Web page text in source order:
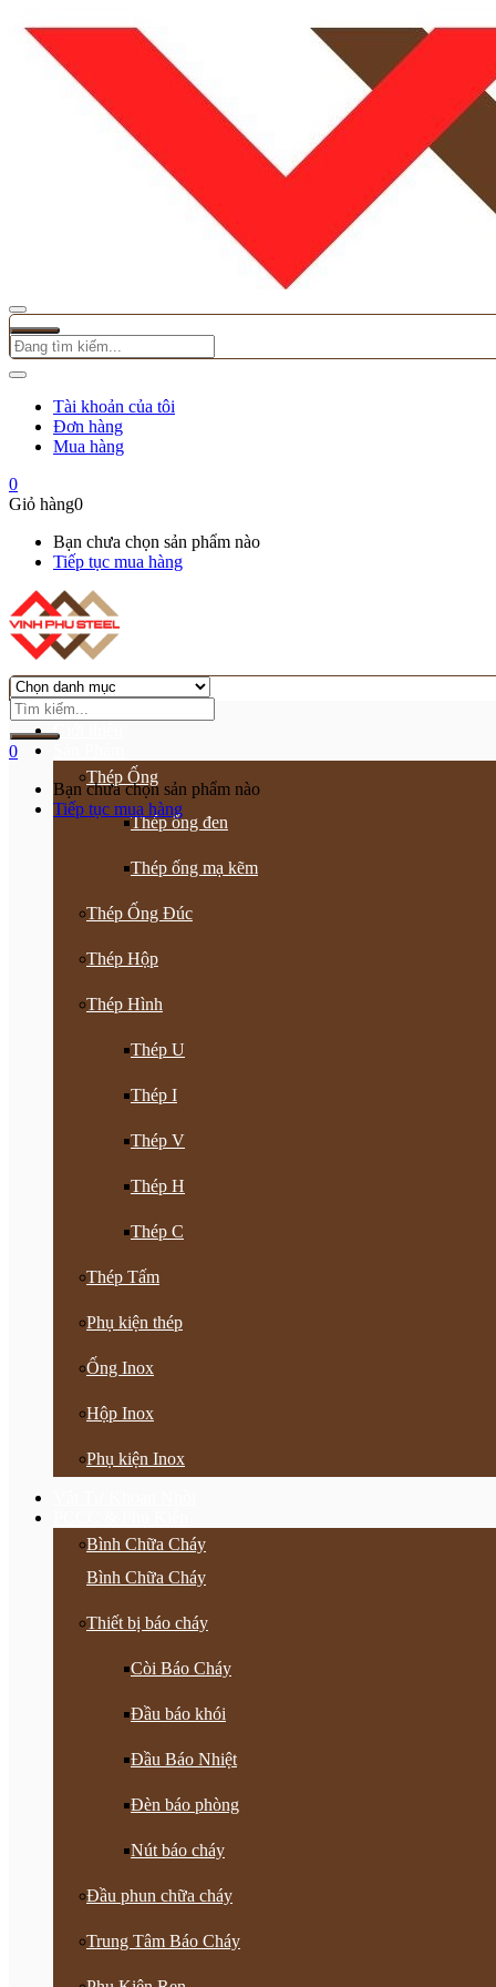
Tài khoản của tôi
Đơn hàng
Mua hàng
0
Giỏ hàng0
Bạn chưa chọn sản phẩm nào
Tiếp tục mua hàng
0
Bạn chưa chọn sản phẩm nào
Tiếp tục mua hàng
Trang chủ
Giới thiệu
Thép Ống
Thép ống đen
Thép ống mạ kẽm
Thép Ống Đúc
Thép Hộp
Thép Hình
Thép U
Thép I
Thép V
Thép H
Thép C
Thép Tấm
Phụ kiện thép
Ống Inox
Hộp Inox
Phụ kiện Inox
Bình Chữa Cháy
Bình Chữa Cháy
Thiết bị báo cháy
Còi Báo Cháy
Đầu báo khói
Đầu Báo Nhiệt
Đèn báo phòng
Nút báo cháy
Đầu phun chữa cháy
Trung Tâm Báo Cháy